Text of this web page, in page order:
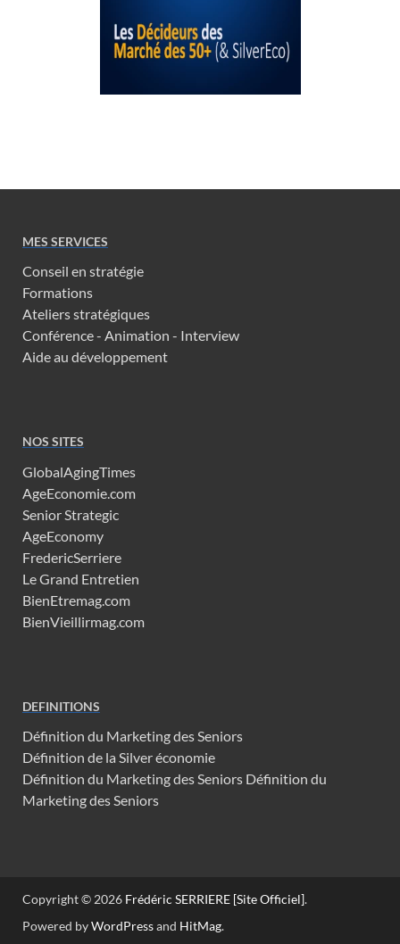
MES SERVICES
Conseil en stratégie
Formations
Ateliers stratégiques
Conférence - Animation - Interview
Aide au développement
NOS SITES
GlobalAgingTimes
AgeEconomie.com
Senior Strategic
AgeEconomy
FredericSerriere
Le Grand Entretien
BienEtremag.com
BienVieillirmag.com
DEFINITIONS
Définition du Marketing des Seniors
Définition de la Silver économie
Définition du Marketing des Seniors Définition du
Marketing des Seniors
Copyright © 2026 Frédéric SERRIERE [Site Officiel].
Powered byWordPressand HitMag.